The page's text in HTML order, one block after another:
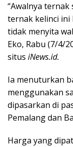
“Awalnya
ternak kelinci ini
tidak menyita
Eko, Rabu (7/4/
situs iNews.id.
Ia menuturkan
menggunakan
dipasarkan di
Pemalang dan
Harga yang